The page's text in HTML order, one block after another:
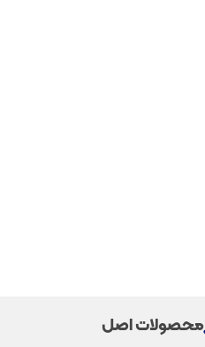
محصولات اصل